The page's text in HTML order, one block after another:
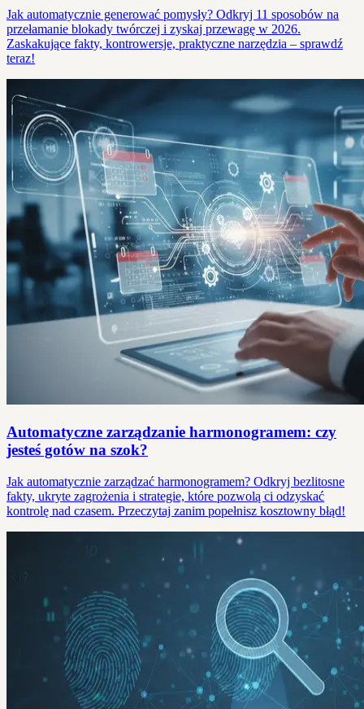
Jak automatycznie generować pomysły? Odkryj 11 sposobów na
przełamanie blokady twórczej i zyskaj przewagę w 2026.
Zaskakujące fakty, kontrowersje, praktyczne narzędzia – sprawdź
teraz!
Automatyczne zarządzanie harmonogramem: czy
jesteś gotów na szok?
Jak automatycznie zarządzać harmonogramem? Odkryj bezlitosne
fakty, ukryte zagrożenia i strategie, które pozwolą ci odzyskać
kontrolę nad czasem. Przeczytaj zanim popełnisz kosztowny błąd!